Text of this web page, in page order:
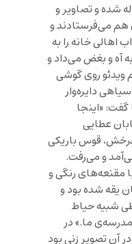
شده و تصاویر و
هم می‌فرستادند و
خانه را به
آه و بغض می‌داد و
ویدئو روی گوشی
دایره‌وار
«اینجا
عطایی
قوس باریکی
و می‌رفت.
مقنعه‌های رنگی و
یقه شده بود و
شبیه حیاط
ما.» در
تصویر زنی بود